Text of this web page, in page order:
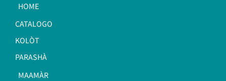
HOME
CATALOGO
KOLÒT
PARASHÀ
MAAMÀR